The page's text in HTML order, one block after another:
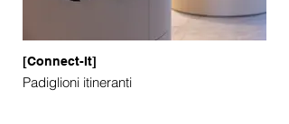
[Connect-It]
Padiglioni itineranti